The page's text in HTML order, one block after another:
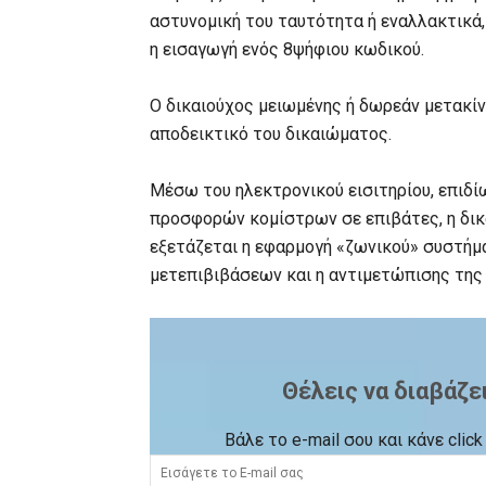
αστυνομική του ταυτότητα ή
η εισαγωγή ενός 8ψήφιου κωδικού.
Ο δικαιούχος μειωμένης ή δωρεάν
αποδεικτικό του δικαιώματος.
Μέσω του ηλεκτρονικού εισιτηρίου,
προσφορών κομίστρων σε επιβάτες, η
εξετάζεται η εφαρμογή «ζωνικού»
μετεπιβιβάσεων και η αντιμετώπισης της
Θέλεις να
Βάλε το e-mail σου και κάνε